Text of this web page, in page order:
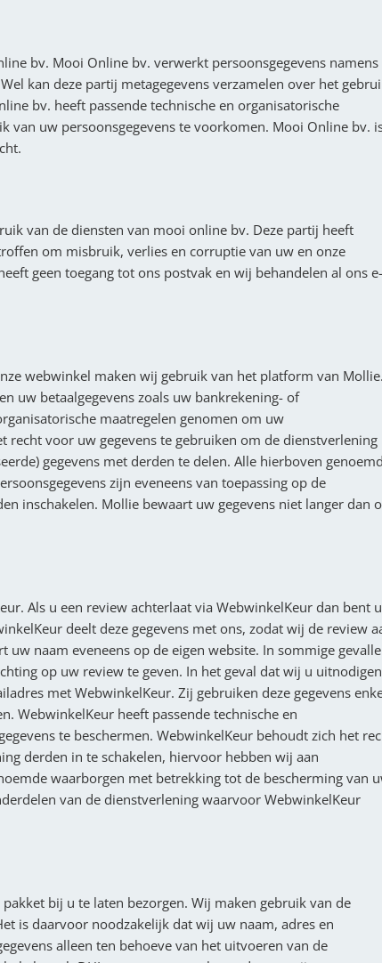
bv. Mooi Online bv. verwerkt persoonsgegevens namens
kan deze partij metagegevens verzamelen over het
bv. heeft passende technische en organisatorische
van uw persoonsgegevens te voorkomen. Mooi Online bv.
van de diensten van mooi online bv. Deze partij heeft
om misbruik, verlies en corruptie van uw en onze
geen toegang tot ons postvak en wij behandelen al ons e-
webwinkel maken wij gebruik van het platform van Mollie.
uw betaalgegevens zoals uw bankrekening- of
maatregelen genomen om uw
recht voor uw gegevens te gebruiken om de dienstverlening
gegevens met derden te delen. Alle hierboven
zijn eveneens van toepassing op de
inschakelen. Mollie bewaart uw gegevens niet langer dan
Als u een review achterlaat via WebwinkelKeur dan bent u
deelt deze gegevens met ons, zodat wij de review
naam eveneens op de eigen website. In sommige
op uw review te geven. In het geval dat wij u uitnodigen
met WebwinkelKeur. Zij gebruiken deze gegevens
WebwinkelKeur heeft passende technische en
te beschermen. WebwinkelKeur behoudt zich het
derden in te schakelen, hiervoor hebben wij aan
waarborgen met betrekking tot de bescherming van
van de dienstverlening waarvoor WebwinkelKeur
bij u te laten bezorgen. Wij maken gebruik van de
is daarvoor noodzakelijk dat wij uw naam, adres en
alleen ten behoeve van het uitvoeren van de